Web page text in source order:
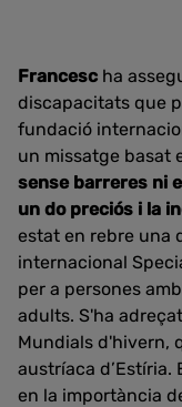
Francesc ha
discapacitats que
fundació
un missatge basat
sense barreres ni
un do preciós i la
estat en rebre una
internacional
per a persones
adults. S'ha
Mundials d'hivern,
austríaca d’Estíria.
en la importància